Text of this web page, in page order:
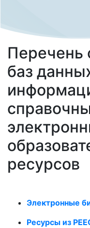
Перечень
баз
ресурсов
Электронные
Ресурсы из